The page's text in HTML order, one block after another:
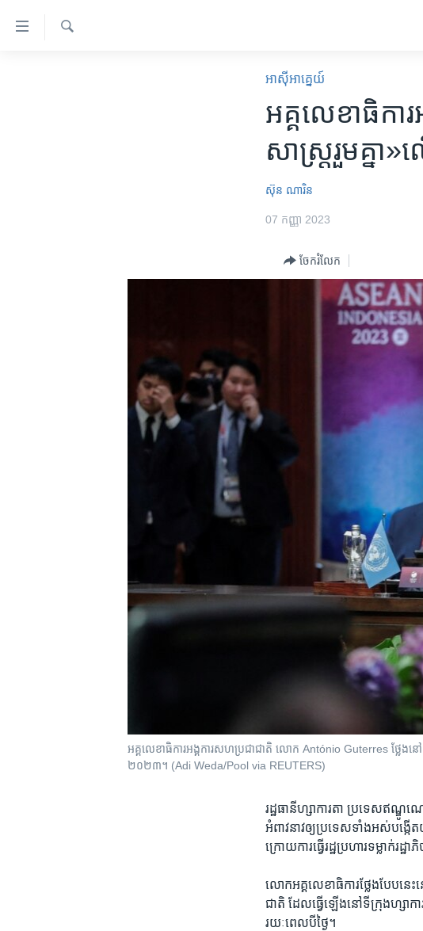
ទៅ​
អាស៊ី​អាគ្នេយ៍
អគ្គ​លេខាធិកា
សាស្រ្ត​រួមគ្នា
ស៊ុន ណារិន
07 កញ្ញា 2023
ចែករំលែក
អគ្គ​លេខាធិការ​អង្គការ​សហ​ប្រជាជាតិ ​លោក ​António Guterres ថ្លែងន
២០២៣។ (Adi Weda/Pool via REUTERS)
រដ្ឋធានីហ្សាការតា ប្រទេសឥណ្
អំពាវនាវ​ឲ្យ​ប្រទេស​ទាំង​អស់​បង្កើ
ក្រោយ​ការ​ធ្វើ​រដ្ឋ​ប្រហារ​ទម្លាក់​
លោក​អគ្គ​លេខាធិការ​ថ្លែង​បែប​ន
ជាតិ​ ដែល​ធ្វើ​ឡើង​នៅ​ទីក្រុង​ហ្សា
រយៈពេល​បី​ថ្ងៃ។​